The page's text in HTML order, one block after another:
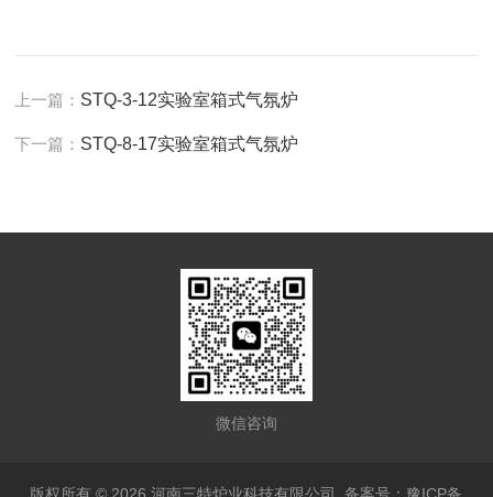
上一篇： STQ-3-12实验室箱式气氛炉
下一篇： STQ-8-17实验室箱式气氛炉
微信咨询